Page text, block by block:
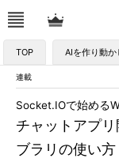
TOP AIを作り動
連載
チャットアプ
ブラリの使い方
Socket.IOで始める